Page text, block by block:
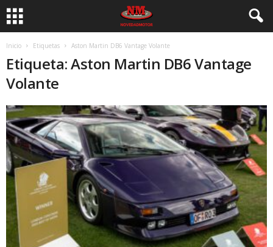
Inicio Etiquetas Aston Martin DB6 Vantage Volante
Etiqueta: Aston Martin DB6 Vantage
Volante